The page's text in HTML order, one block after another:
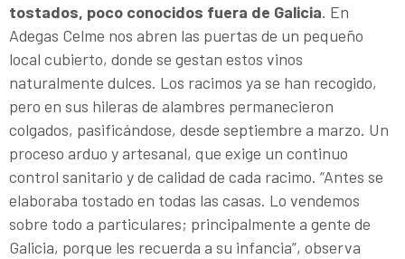
tostados, poco conocidos fuera de Galicia. En
Adegas Celme nos abren las puertas de un pequeño
local cubierto, donde se gestan estos vinos
naturalmente dulces. Los racimos ya se han recogido,
pero en sus hileras de alambres permanecieron
colgados, pasificándose, desde septiembre a marzo. Un
proceso arduo y artesanal, que exige un continuo
control sanitario y de calidad de cada racimo. “Antes se
elaboraba tostado en todas las casas. Lo vendemos
sobre todo a particulares; principalmente a gente de
Galicia, porque les recuerda a su infancia”, observa